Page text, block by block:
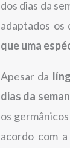
dos dias da
adaptados os
que uma
Apesar da
dias da
os
acordo com